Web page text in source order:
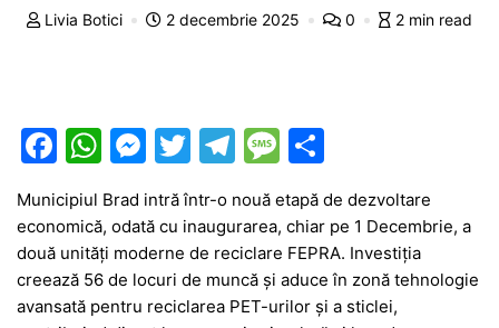
Livia Botici 2 decembrie 2025 0 2 min read
F
a
c
e
b
W
at
s
A
M
s
s
e
T
itt
er
T
e
gr
a
M
s
s
a
ta
je
a
Municipiul Brad intră într-o nouă etapă de dezvoltare
economică, odată cu inaugurarea, chiar pe 1 Decembrie, a
două unități moderne de reciclare FEPRA. Investiția
creează 56 de locuri de muncă și aduce în zonă tehnologie
avansată pentru reciclarea PET-urilor și a sticlei,